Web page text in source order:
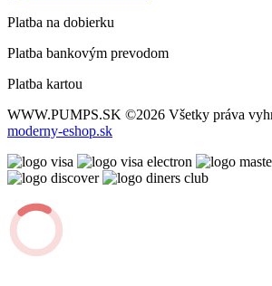
Platba na dobierku
Platba bankovým prevodom
Platba kartou
WWW.PUMPS.SK ©2026 Všetky práva
moderny-eshop.sk